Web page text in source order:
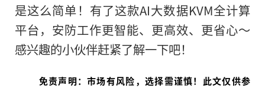
是这么简单！有了这款AI大数据KVM全计算
平台，安防工作更智能、更高效、更省心～
感兴趣的小伙伴赶紧了解一下吧！
免责声明：市场有风险，选择需谨慎！此文仅供参